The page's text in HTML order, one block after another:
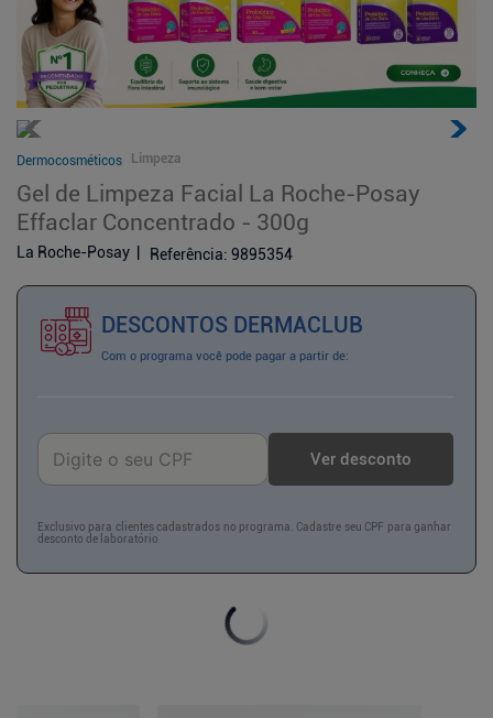
Dermocosméticos Limpeza
Gel de Limpeza Facial La Roche-Posay
Effaclar Concentrado - 300g
La Roche-Posay Referência: 9895354
DESCONTOS DERMACLUB
Com o programa você pode pagar a partir de:
Ver desconto
Exclusivo para clientes cadastrados no programa. Cadastre seu CPF para ganhar
desconto de laboratório